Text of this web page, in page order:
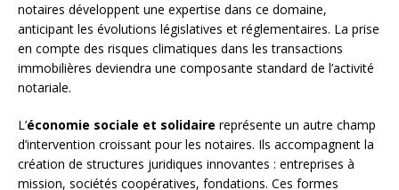
notaires développent une expertise dans ce domaine,
anticipant les évolutions législatives et réglementaires. La prise
en compte des risques climatiques dans les transactions
immobilières deviendra une composante standard de l’activité
notariale.
L’économie sociale et solidaire représente un autre champ
d’intervention croissant pour les notaires. Ils accompagnent la
création de structures juridiques innovantes : entreprises à
mission, sociétés coopératives, fondations. Ces formes